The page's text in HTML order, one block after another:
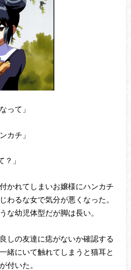
って」
カチ」
」
かれてしまいお嬢様にハンカチ
わるな女で気分が悪くなった。
な幼児体型だが脚は長い。
しの友達に痣がないか確認する
緒にいて触れてしまうと猫耳と
付いた。